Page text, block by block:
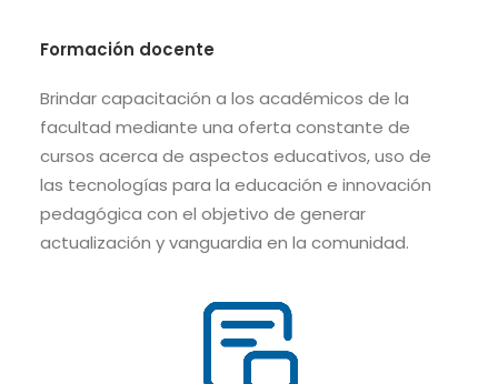
Formación docente
Brindar capacitación a los académicos de la
facultad mediante una oferta constante de
cursos acerca de aspectos educativos, uso de
las tecnologías para la educación e innovación
pedagógica con el objetivo de generar
actualización y vanguardia en la comunidad.